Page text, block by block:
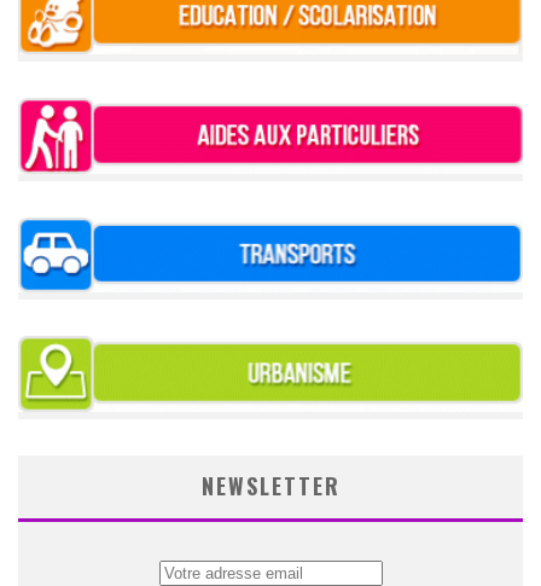
NEWSLETTER